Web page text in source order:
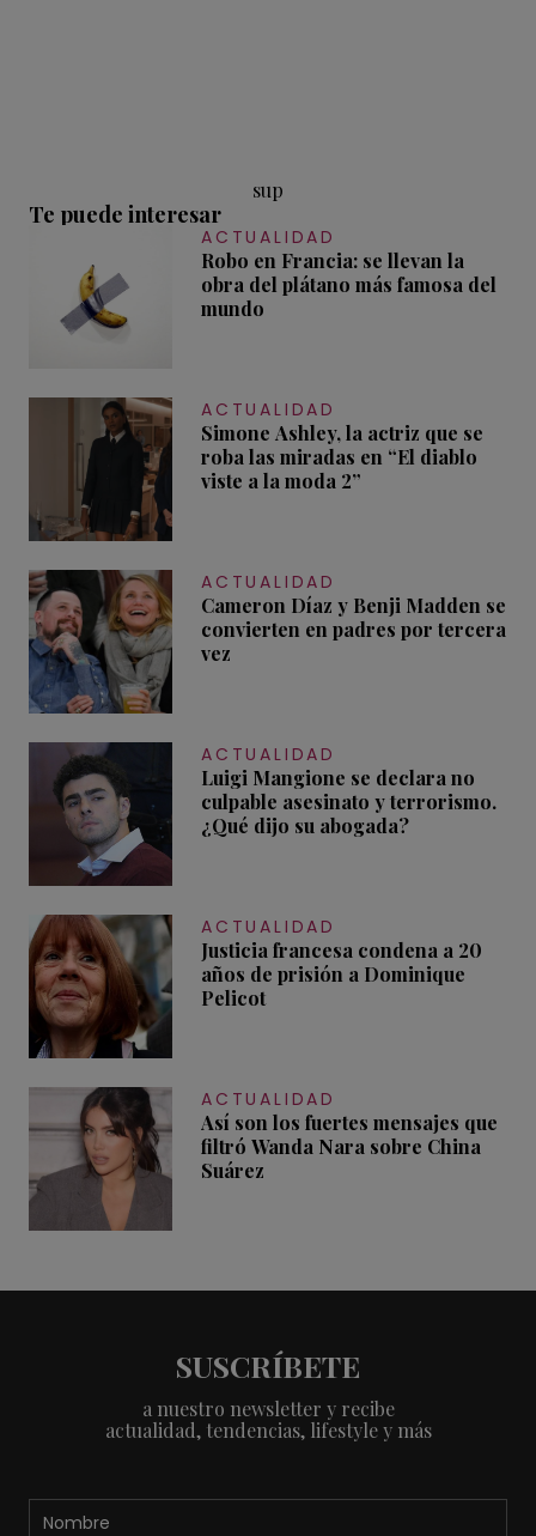
sup
Te puede interesar
ACTUALIDAD
Robo en Francia: se llevan la
obra del plátano más famosa del
mundo
ACTUALIDAD
Simone Ashley, la actriz que se
roba las miradas en “El diablo
viste a la moda 2”
ACTUALIDAD
Cameron Díaz y Benji Madden se
convierten en padres por tercera
vez
ACTUALIDAD
Luigi Mangione se declara no
culpable asesinato y terrorismo.
¿Qué dijo su abogada?
ACTUALIDAD
Justicia francesa condena a 20
años de prisión a Dominique
Pelicot
ACTUALIDAD
Así son los fuertes mensajes que
filtró Wanda Nara sobre China
Suárez
SUSCRÍBETE
a nuestro newsletter y recibe
actualidad, tendencias, lifestyle y más